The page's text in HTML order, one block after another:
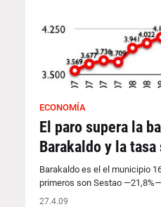
ECONOMÍA
El paro supera la
Barakaldo y la tasa
Barakaldo es el el municipio
primeros son Sestao
27.4.09